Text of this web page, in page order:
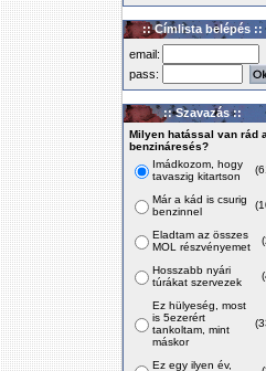
:: Címlista belépés ::
email:
pass:
:: Szavazás ::
Milyen hatással van rád a
benzináresés?
Imádkozom, hogy
tavaszig kitartson
Már a kád is csurig
benzinnel
Eladtam az összes
MOL részvényemet
Hosszabb nyári
túrákat szervezek
Ez hülyeség, most
is 5ezerért
tankoltam, mint
máskor
Ez egy ilyen év,